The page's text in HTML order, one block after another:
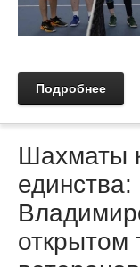
Подробнее
Шахматы
открытом